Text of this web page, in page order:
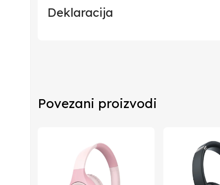
Deklaracija
Zemlja Porekla
Povezani proizvodi